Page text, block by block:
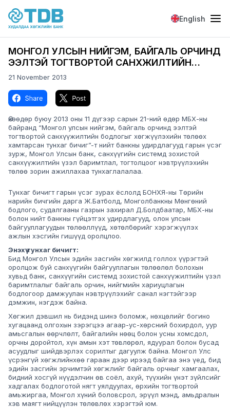
Skip to main content
English
МОНГОЛ УЛСЫН НИЙГЭМ, БАЙГАЛЬ ОРЧИНД
ЭЭЛТЭЙ ТОГТВОРТОЙ САНХҮҮЖИЛТИЙН
БОДЛОГЫГ ХӨГЖҮҮЛЭХИЙН ТӨЛӨӨХ
УДИРДЛАГУУД ГАРЫН ҮСЭГ ЗУРЛАА.
21 November 2013
Image Image
Өнөөдөр буюу 2013 оны 11 дүгээр сарын 21-ний өдөр МБХ-ны
байранд “Монгол улсын нийгэм, байгаль орчинд ээлтэй
тогтвортой санхүүжилтийн бодлогыг хөгжүүлэхийн төлөөх
хамтарсан тунхаг бичиг”-т нийт банкны удирдлагууд гарын үсэг
зурж, Монгол Улсын банк, санхүүгийн системд зохистой
санхүүжилтийн үзэл баримтлал, тогтолцоог нэвтрүүлэхийн
төлөө зорин ажиллахаа тунхаглалалаа.
Тунхаг бичигт гарын үсэг зурах ёслолд БОНХЯ-ны Төрийн
нарийн бичгийн дарга Ж.Батболд, Монголбанкны Мөнгөний
бодлого, судалгааны газрын захирал Д.Болдбаатар, МБХ-ны
болон нийт банкны гүйцэтгэх удирдлагууд, олон улсын
байгууллагуудын төлөөллүүд, хөтөлбөрийг хэрэгжүүлэх
ажлын хэсгийн гишүүд оролцлоо.
Энэхүү тунхаг бичигт:
Бид Монгол Улсын эдийн засгийн хөгжилд голлох үүрэгтэй
оролцож буй санхүүгийн байгууллагын төлөөлөл болохын
хувьд банк, санхүүгийн системд зохистой санхүүжилтийн үзэл
баримтлалыг байгаль орчин, нийгмийн хариуцлагын
бодлогоор дамжуулан нэвтрүүлэхийг санал нэгтэйгээр
дэмжин, нэгдэж байна.
Хөгжил дэвшил нь бидэнд шинэ боломж, нөхцөлийг богино
хугацаанд олгохын зэрэгцээ агаар-ус-хөрсний бохирдол, уур
амьсгалын өөрчлөлт, байгалийн нөөц болон усны хомсдол,
орчны доройтол, хүн амын хэт төвлөрөл, ядуурал болон бусад
асуудлыг шийдвэрлэх сорилтыг дагуулж байна. Монгол Улс
үсрэнгүй хөгжлийнхөө гараан дээр ирээд байгаа энэ үед, бид
эдийн засгийн эрчимтэй хөгжлийг байгаль орчныг хамгаалах,
бидний хосгүй нүүдэлчин өв соёл, ахуй, түүхийн үнэт зүйлсийг
хадгалах бодлоготой нягт уялдуулах, өрхийн тогтвортой
амьжиргаа, Монгол хүний боловсрол, эрүүл мэнд, амьдралын
хэв маягт нийцүүлэн төлөвлөх хэрэгтэй юм.